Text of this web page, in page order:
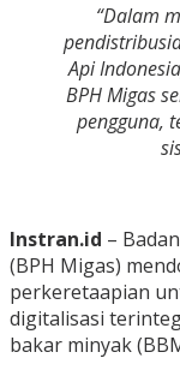
“Dalam
Api
BPH Migas
pengguna,
Instran.id –
(BPH Migas)
perkeretaapian
digitalisasi
bakar minyak